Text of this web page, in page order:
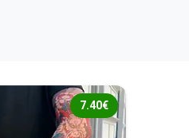
7.40€